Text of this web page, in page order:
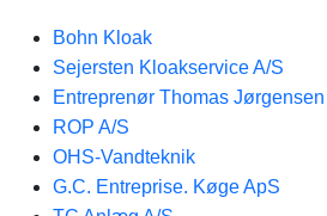
Bohn Kloak
Sejersten Kloakservice A/S
Entreprenør Thomas Jørgensen
ROP A/S
OHS-Vandteknik
G.C. Entreprise. Køge ApS